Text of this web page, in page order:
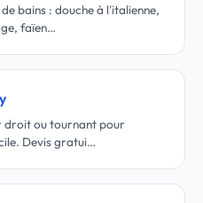
bains : douche à l'italienne,
faïen…
droit ou tournant pour
Devis gratui…